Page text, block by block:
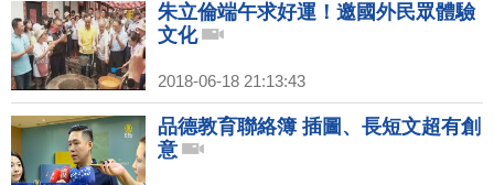
朱立倫端午求好運！邀國外民眾體驗
文化
2018-06-18 21:13:43
品德教育聯絡簿 插圖、長短文超有創
意